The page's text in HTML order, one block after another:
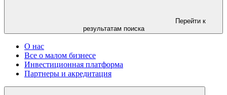
Перейти к
результатам поиска
О нас
Все о малом бизнесе
Инвестиционная платформа
Партнеры и акредитация